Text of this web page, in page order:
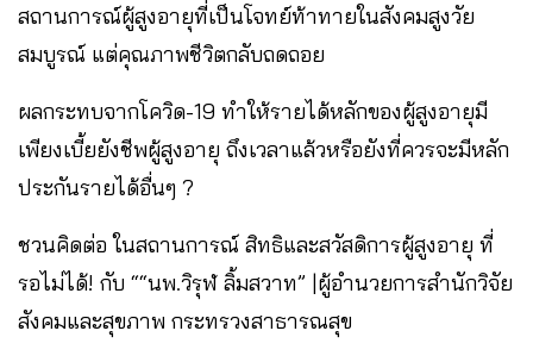
สถานการณ์ผู้สูงอายุที่เป็นโจทย์ท้าทายในสังคมสูงวัย
สมบูรณ์ แต่คุณภาพชีวิตกลับถดถอย
ผลกระทบจากโควิด-19 ทำให้รายได้หลักของผู้สูงอายุมี
เพียงเบี้ยยังชีพผู้สูงอายุ ถึงเวลาแล้วหรือยังที่ควรจะมีหลัก
ประกันรายได้อื่นๆ ?
ชวนคิดต่อ ในสถานการณ์ สิทธิและสวัสดิการผู้สูงอายุ ที่
รอไม่ได้! กับ ““นพ.วิรุฬ ลิ้มสวาท” |ผู้อำนวยการสำนักวิจัย
สังคมและสุขภาพ กระทรวงสาธารณสุข